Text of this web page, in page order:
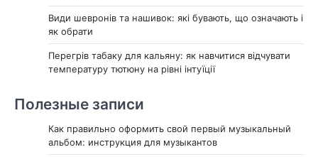
Види шевронів та нашивок: які бувають, що означають і
як обрати
Перегрів табаку для кальяну: як навчитися відчувати
температуру тютюну на рівні інтуїції
Полезные записи
Как правильно оформить свой первый музыкальный
альбом: инструкция для музыкантов